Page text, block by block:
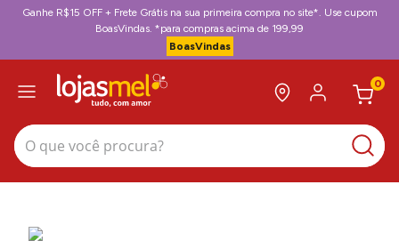
Ganhe R$15 OFF + Frete Grátis na sua primeira compra no site*. Use cupom
BoasVindas. *para compras acima de 199,99
BoasVindas
0
O que você procura?